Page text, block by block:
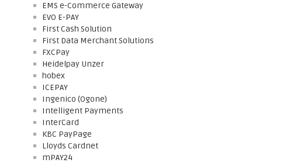
EMS e-Commerce Gateway
EVO E-PAY
First Cash Solution
First Data Merchant Solutions
FXCPay
Heidelpay Unzer
hobex
ICEPAY
Ingenico (Ogone)
Intelligent Payments
InterCard
KBC PayPage
Lloyds Cardnet
mPAY24